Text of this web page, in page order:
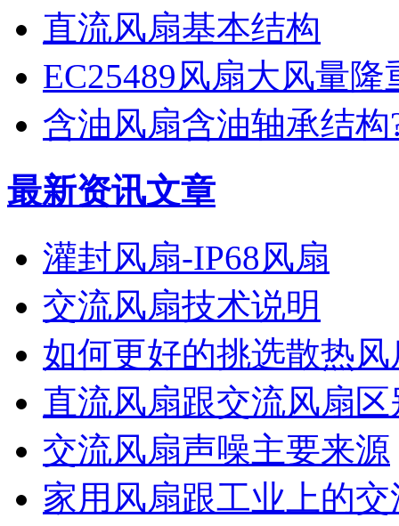
直流风扇基本结构
EC25489风扇大风量隆
含油风扇含油轴承结
最新资讯文章
灌封风扇-IP68风扇
交流风扇技术说明
如何更好的挑选散热风
直流风扇跟交流风扇
交流风扇声噪主要来源
家用风扇跟工业上的